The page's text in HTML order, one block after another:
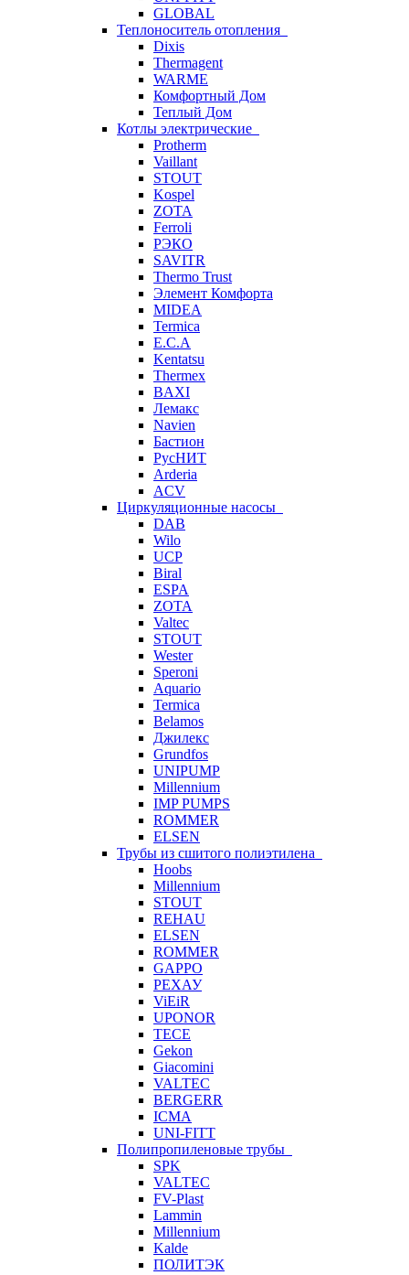
GLOBAL
Теплоноситель отопления
Dixis
Thermagent
WARME
Комфортный Дом
Теплый Дом
Котлы электрические
Protherm
Vaillant
STOUT
Kospel
ZOTA
Ferroli
РЭКО
SAVITR
Thermo Trust
Элемент Комфорта
MIDEA
Termica
E.C.A
Kentatsu
Thermex
BAXI
Лемакс
Navien
Бастион
РусНИТ
Arderia
ACV
Циркуляционные насосы
DAB
Wilo
UCP
Biral
ESPA
ZOTA
Valtec
STOUT
Wester
Speroni
Aquario
Termica
Belamos
Джилекс
Grundfos
UNIPUMP
Millennium
IMP PUMPS
ROMMER
ELSEN
Трубы из сшитого полиэтилена
Hoobs
Millennium
STOUT
REHAU
ELSEN
ROMMER
GAPPO
РЕХАУ
ViEiR
UPONOR
TECE
Gekon
Giacomini
VALTEC
BERGERR
ICMA
UNI-FITT
Полипропиленовые трубы
SPK
VALTEC
FV-Plast
Lammin
Millennium
Kalde
ПОЛИТЭК